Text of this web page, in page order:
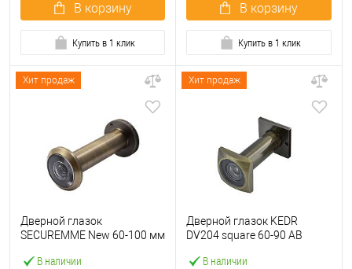
В корзину
Купить в 1 клик
В корзину
Купить в 1 клик
Хит продаж
В наличии
Дверной глазок
SECUREMME New 60-100 мм
Хит продаж
В наличии
Дверной глазок KEDR
DV204 square 60-90 AB